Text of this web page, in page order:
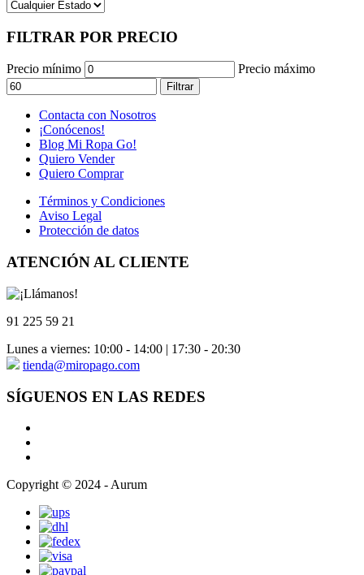
FILTRAR POR PRECIO
Precio mínimo Precio máximo
Filtrar
Contacta con Nosotros
¡Conócenos!
Blog Mi Ropa Go!
Quiero Vender
Quiero Comprar
Términos y Condiciones
Aviso Legal
Protección de datos
ATENCIÓN AL CLIENTE
91 225 59 21
Lunes a viernes: 10:00 - 14:00 | 17:30 - 20:30
tienda@miropago.com
SÍGUENOS EN LAS REDES
Copyright © 2024 - Aurum